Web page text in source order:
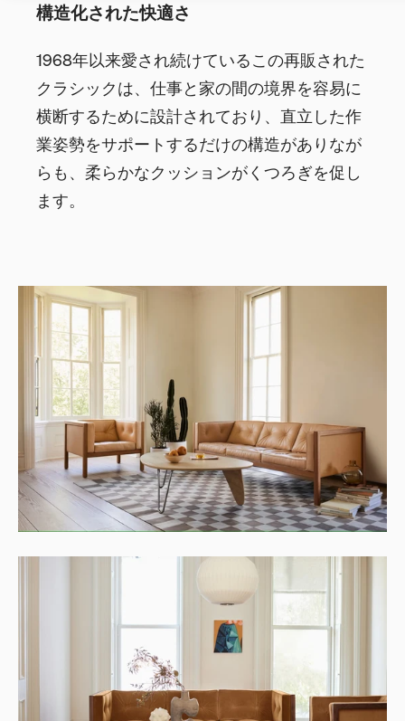
構造化された快適さ
1968年以来愛され続けているこの再販された
クラシックは、仕事と家の間の境界を容易に
横断するために設計されており、直立した作
業姿勢をサポートするだけの構造がありなが
らも、柔らかなクッションがくつろぎを促し
ます。